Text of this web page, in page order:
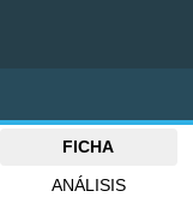
FICHA
ANÁLISIS